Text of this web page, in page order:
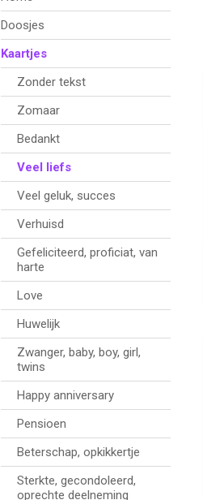
Hoofdnavigatie
Doosjes
Kaartjes
Zonder tekst
Zomaar
Bedankt
Veel liefs
Veel geluk, succes
Verhuisd
Gefeliciteerd, proficiat, van
harte
Love
Huwelijk
Zwanger, baby, boy, girl,
twins
Happy anniversary
Pensioen
Beterschap, opkikkertje
Sterkte, gecondoleerd,
oprechte deelneming